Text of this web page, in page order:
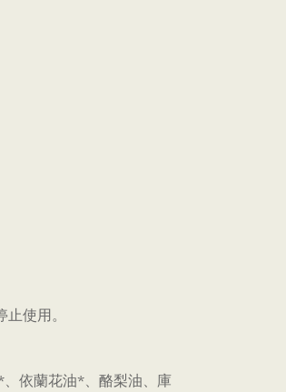
使用。
依蘭花油*、酪梨油、庫